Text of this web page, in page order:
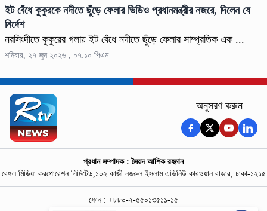
ইট বেঁধে কুকুরকে নদীতে ছুঁড়ে ফেলার ভিডিও প্রধানমন্ত্রীর নজরে, দিলেন যে
নির্দেশ
নরসিংদীতে কুকুরের গলায় ইট বেঁধে নদীতে ছুঁড়ে ফেলার সাম্প্রতিক এক ...
শনিবার, ২৭ জুন ২০২৬ , ০৭:১০ পিএম
অনুসরণ করুন
প্রধান সম্পাদক : সৈয়দ আশিক রহমান
বেঙ্গল মিডিয়া করপোরেশন লিমিটেড,১০২ কাজী নজরুল ইসলাম এভিনিউ কারওয়ান বাজার, ঢাকা-১২১৫
ফোন : +৮৮০-২-৫৫০১৩৫১১-১৫